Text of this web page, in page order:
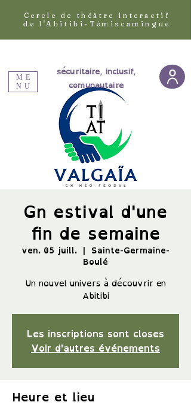
Cercle de théâtre interactif
de l'Abitibi-Témiscamingue
ME
NU
sécuritaire, inclusif,
comunautaire
Gn estival d'une
fin de semaine
ven. 05 juill.
  |
Sainte-Germaine-
Boulé
Un nouvel univers à découvrir en
Abitibi
Les inscriptions sont closes
Voir d'autres événements
Heure et lieu